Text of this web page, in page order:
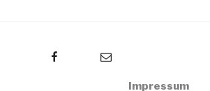
Email
Impressum